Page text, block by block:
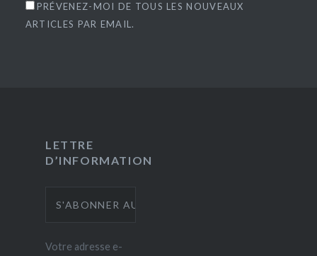
PRÉVENEZ-MOI DE TOUS LES NOUVEAUX
ARTICLES PAR EMAIL.
LETTRE
D’INFORMATION
Votre adresse e-